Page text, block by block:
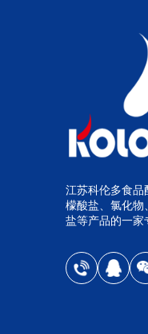
江苏科伦多食
檬酸盐、氯化
盐等产品的一家